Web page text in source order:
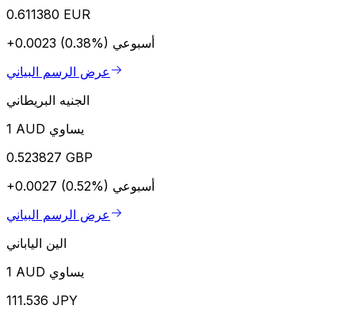
0.611380 EUR
+0.0023 (0.38%) أسبوعي
عرض الرسم البياني
الجنيه البريطاني
1 AUD يساوي
0.523827 GBP
+0.0027 (0.52%) أسبوعي
عرض الرسم البياني
الين الياباني
1 AUD يساوي
111.536 JPY